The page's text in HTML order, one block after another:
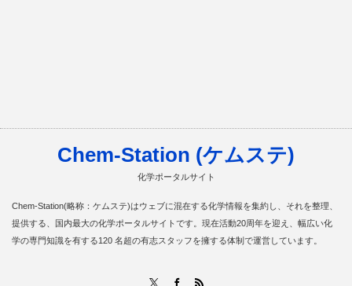
Chem-Station (ケムステ)
化学ポータルサイト
Chem-Station(略称：ケムステ)はウェブに混在する化学情報を集約し、それを整理、
提供する、国内最大の化学ポータルサイトです。現在活動20周年を迎え、幅広い化
学の専門知識を有する120 名超の有志スタッフを擁する体制で運営しています。
Facebook